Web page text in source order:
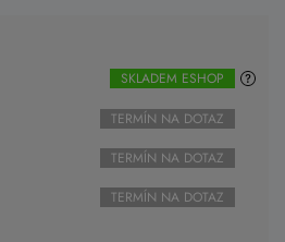
SKLADEM ESHOP
TERMÍN NA DOTAZ
TERMÍN NA DOTAZ
TERMÍN NA DOTAZ